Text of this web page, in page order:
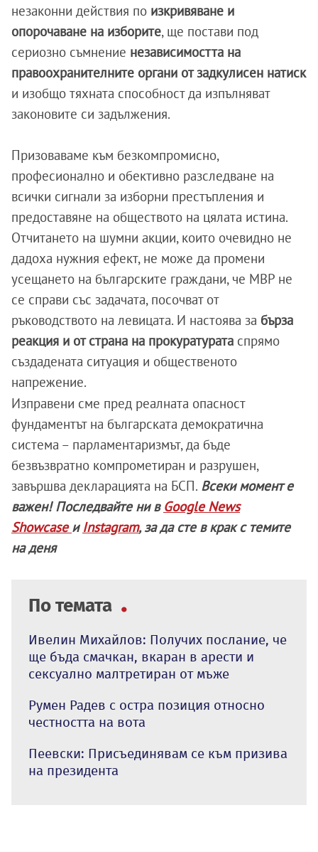
незаконни действия по изкривяване и
опорочаване на изборите, ще постави под
сериозно съмнение независимостта на
правоохранителните органи от задкулисен натиск
и изобщо тяхната способност да изпълняват
законовите си задължения.
Призоваваме към безкомпромисно,
професионално и обективно разследване на
всички сигнали за изборни престъпления и
предоставяне на обществото на цялата истина.
Отчитането на шумни акции, които очевидно не
дадоха нужния ефект, не може да промени
усещането на българските граждани, че МВР не
се справи със задачата, посочват от
ръководството на левицата. И настоява за бърза
реакция и от страна на прокуратурата спрямо
създадената ситуация и общественото
напрежение.
Изправени сме пред реалната опасност
фундаментът на българската демократична
система – парламентаризмът, да бъде
безвъзвратно компрометиран и разрушен,
завършва декларацията на БСП. Всеки момент е
важен! Последвайте ни в Google News
Showcaseи Instagram, за да сте в крак с темите
на деня
По темата
Ивелин Михайлов: Получих послание, че
ще бъда смачкан, вкаран в арести и
сексуално малтретиран от мъже
Румен Радев с остра позиция относно
честността на вота
Пеевски: Присъединявам се към призива
на президента